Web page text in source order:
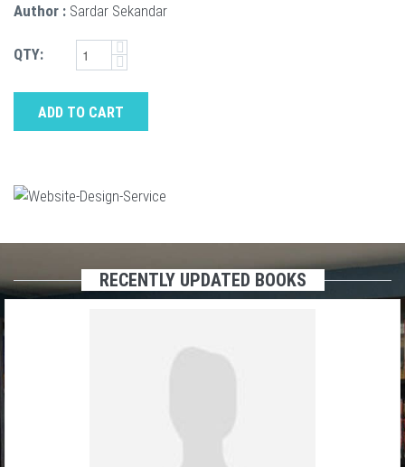
Author : Sardar Sekandar
QTY:
ADD TO CART
RECENTLY UPDATED BOOKS